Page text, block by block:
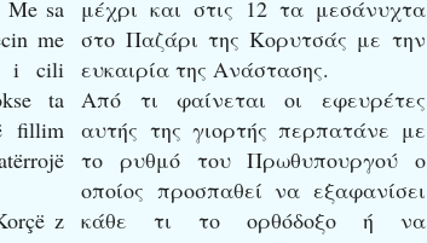
Me sa
me
i cili
ta
fillim
z
μέχρι και στις 12 τα μεσάνυχτα
στο Παζάρι της Κορυτσάς με την
ευκαιρία της Ανάστασης.
Από τι φαίνεται οι εφευρέτες
αυτής της γιορτής περπατάνε με
το ρυθμό του Πρωθυπουργού ο
οποίος προσπαθεί να εξαφανίσει
κάθε τι το ορθόδοξο ή να